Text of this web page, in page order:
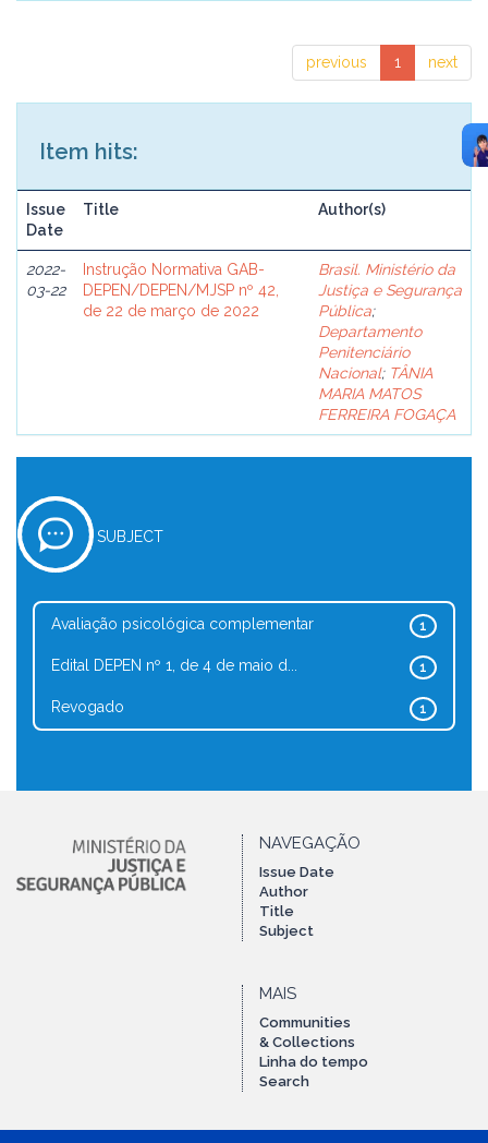
previous 1 next
Item hits:
Issue
Date
Title Author(s)
2022-
03-22
Instrução Normativa GAB-
DEPEN/DEPEN/MJSP nº 42,
de 22 de março de 2022
Brasil. Ministério da
Justiça e Segurança
Pública;
Departamento
Penitenciário
Nacional; TÂNIA
MARIA MATOS
FERREIRA FOGAÇA
SUBJECT
1
Avaliação psicológica complementar
1
Edital DEPEN nº 1, de 4 de maio d...
1
Revogado
NAVEGAÇÃO
Issue Date
Author
Title
Subject
MAIS
Communities
& Collections
Linha do tempo
Search